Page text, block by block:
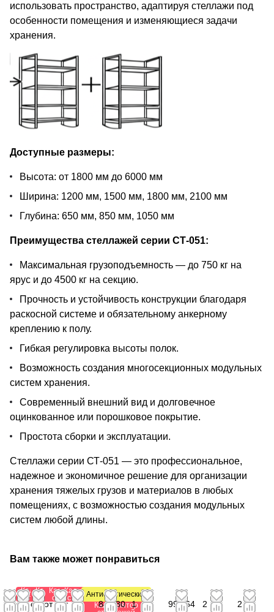
использовать пространство, адаптируя стеллажи под
особенности помещения и изменяющиеся задачи
хранения.
Доступные размеры:
Высота: от 1800 мм до 6000 мм
Ширина: 1200 мм, 1500 мм, 1800 мм, 2100 мм
Глубина: 650 мм, 850 мм, 1050 мм
Преимущества стеллажей серии СТ-051:
Максимальная грузоподъемность — до 750 кг на
ярус и до 4500 кг на секцию.
Прочность и устойчивость конструкции благодаря
раскосной системе и обязательному анкерному
креплению к полу.
Гибкая регулировка высоты полок.
Возможность создания многосекционных модульных
систем хранения.
Современный внешний вид и долговечное
оцинкованное или порошковое покрытие.
Простота сборки и эксплуатации.
Стеллажи серии СТ-051 — это профессиональное,
надежное и экономичное решение для организации
хранения тяжелых грузов и материалов в любых
помещениях, с возможностью создания модульных
систем любой длины.
Вам также может понравиться
Калькулятор
стеллажей
от
Калькулятор
стеллажей
от
Калькулятор
стеллажей
от 1
Калькулятор
стеллажей
от
Антистатический
Калькулятор
от 1841,80
1
992,64
2
2